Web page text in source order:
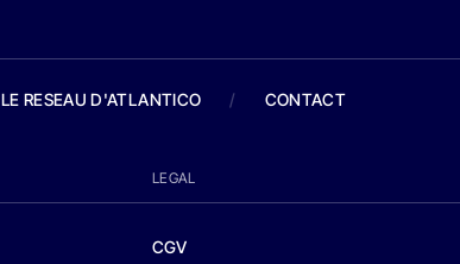
LE RESEAU D'ATLANTICO / CONTACT
LEGAL
CGV